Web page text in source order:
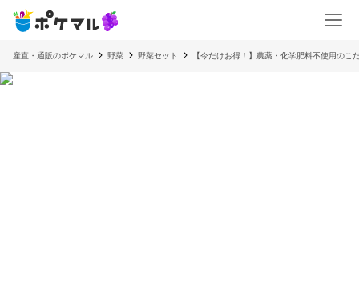
産直・通販のポケマル 野菜 野菜セット 【今だけお得！】農薬・化学肥料不使用のこ